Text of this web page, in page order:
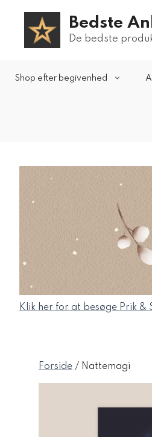
Bedste
De bedste
Shop efter begivenhed
Klik her for at besøge Prik &
Forside / Nattemagi